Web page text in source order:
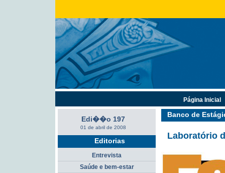
Banco de
Laboratório
Edi��o 197
01 de abril de 2008
Editorias
Entrevista
Saúde e bem-estar
Página Inicial